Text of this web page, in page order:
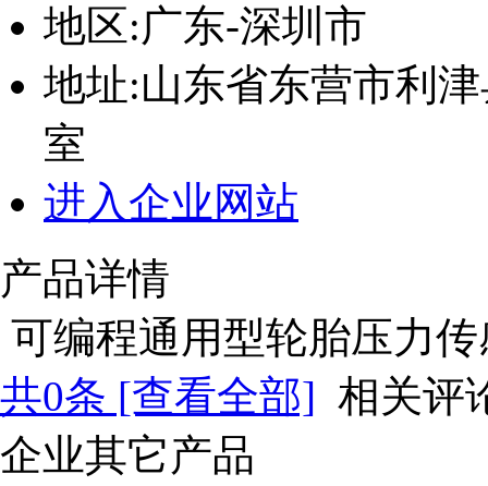
地区:广东-深圳市
地址:山东省东营市利
室
进入企业网站
产品详情
可编程通用型轮胎压力传
共0条 [查看全部] 相关评
企业其它产品